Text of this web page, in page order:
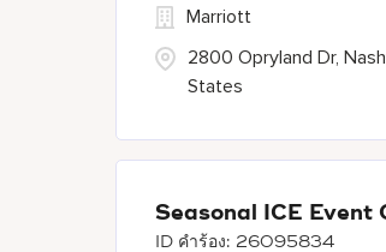
2800 Opryland Dr,
States
Marriott
Seasonal ICE Event
26095834